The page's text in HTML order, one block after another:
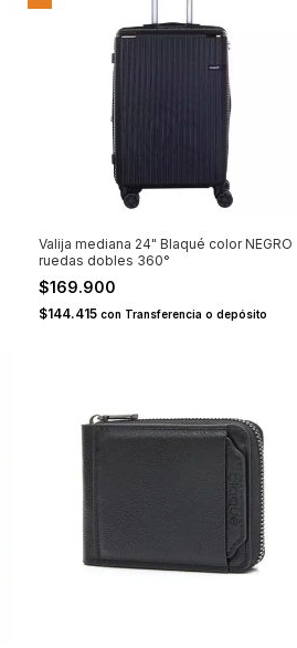
Valija mediana 24" Blaqué color NEGRO
ruedas dobles 360°
$169.900
$144.415con Transferencia o depósito